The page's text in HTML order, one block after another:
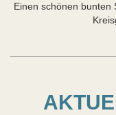
Einen schönen bunten